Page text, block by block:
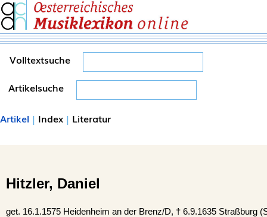
Volltextsuche
Artikelsuche
Artikel | Index | Literatur
Hitzler, Daniel
get. 16.1.1575 Heidenheim an der Brenz/D, † 6.9.1635 Straßburg